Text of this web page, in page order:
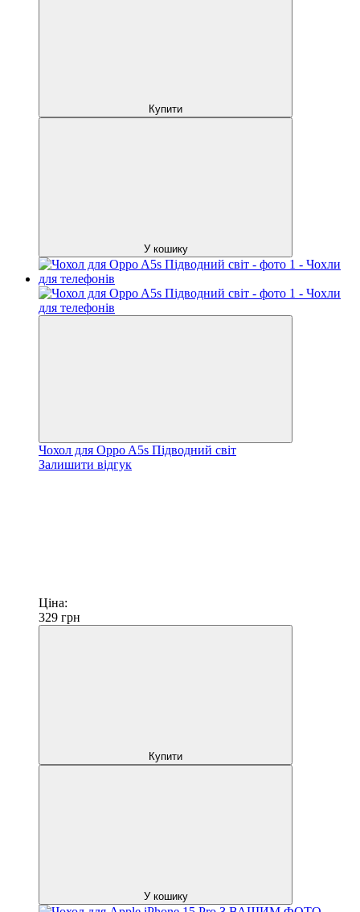
Купити
У кошику
Чохол для Oppo A5s Підводний світ
Залишити відгук
Ціна:
329 грн
Купити
У кошику